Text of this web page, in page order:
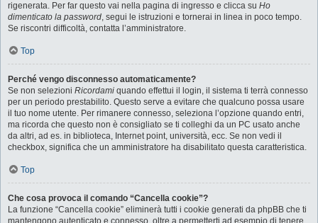
rigenerata. Per far questo vai nella pagina di ingresso e clicca su Ho
dimenticato la password, segui le istruzioni e tornerai in linea in poco tempo.
Se riscontri difficoltà, contatta l’amministratore.
Top
Perché vengo disconnesso automaticamente?
Se non selezioni Ricordami quando effettui il login, il sistema ti terrà connesso
per un periodo prestabilito. Questo serve a evitare che qualcuno possa usare
il tuo nome utente. Per rimanere connesso, seleziona l’opzione quando entri,
ma ricorda che questo non è consigliato se ti colleghi da un PC usato anche
da altri, ad es. in biblioteca, Internet point, università, ecc. Se non vedi il
checkbox, significa che un amministratore ha disabilitato questa caratteristica.
Top
Che cosa provoca il comando “Cancella cookie”?
La funzione “Cancella cookie” eliminerà tutti i cookie generati da phpBB che ti
mantengono autenticato e connesso, oltre a permetterti ad esempio di tenere